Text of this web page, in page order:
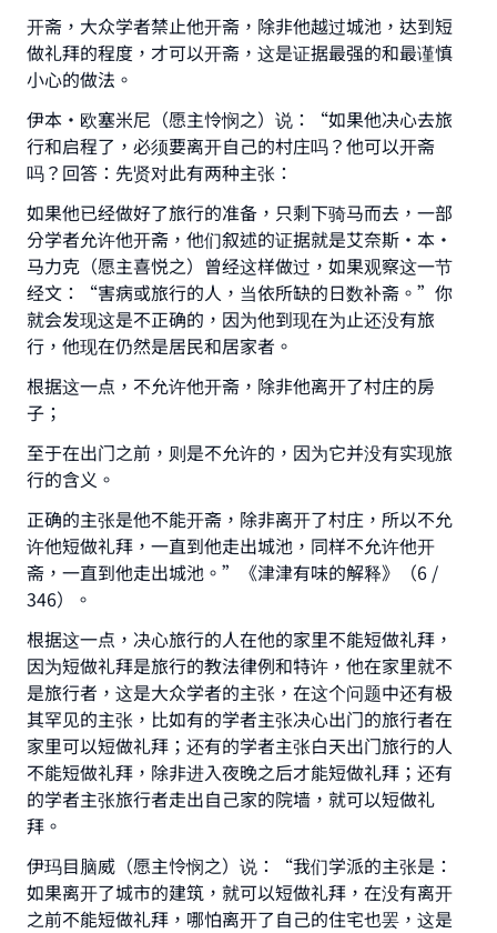
开斋，大众学者禁止他开斋，除非他越过城池，达到短
做礼拜的程度，才可以开斋，这是证据最强的和最谨慎
小心的做法。
伊本·欧塞米尼（愿主怜悯之）说：“如果他决心去旅
行和启程了，必须要离开自己的村庄吗？他可以开斋
吗？回答：先贤对此有两种主张：
如果他已经做好了旅行的准备，只剩下骑马而去，一部
分学者允许他开斋，他们叙述的证据就是艾奈斯·本·
马力克（愿主喜悦之）曾经这样做过，如果观察这一节
经文：“害病或旅行的人，当依所缺的日数补斋。”你
就会发现这是不正确的，因为他到现在为止还没有旅
行，他现在仍然是居民和居家者。
根据这一点，不允许他开斋，除非他离开了村庄的房
子；
至于在出门之前，则是不允许的，因为它并没有实现旅
行的含义。
正确的主张是他不能开斋，除非离开了村庄，所以不允
许他短做礼拜，一直到他走出城池，同样不允许他开
斋，一直到他走出城池。”《津津有味的解释》（6 /
346）。
根据这一点，决心旅行的人在他的家里不能短做礼拜，
因为短做礼拜是旅行的教法律例和特许，他在家里就不
是旅行者，这是大众学者的主张，在这个问题中还有极
其罕见的主张，比如有的学者主张决心出门的旅行者在
家里可以短做礼拜；还有的学者主张白天出门旅行的人
不能短做礼拜，除非进入夜晚之后才能短做礼拜；还有
的学者主张旅行者走出自己家的院墙，就可以短做礼
拜。
伊玛目脑威（愿主怜悯之）说：“我们学派的主张是：
如果离开了城市的建筑，就可以短做礼拜，在没有离开
之前不能短做礼拜，哪怕离开了自己的住宅也罢，这是